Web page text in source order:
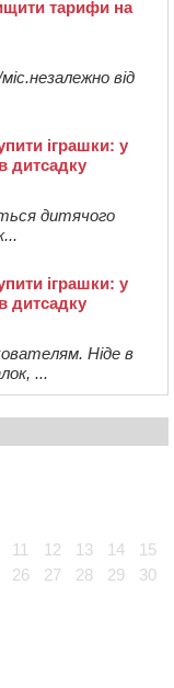
тарифи на
від
іграшки: у
дитсадку
дитячого
іграшки: у
дитсадку
Ніде в
...
11 12 13 14
15
26 27 28 29
30